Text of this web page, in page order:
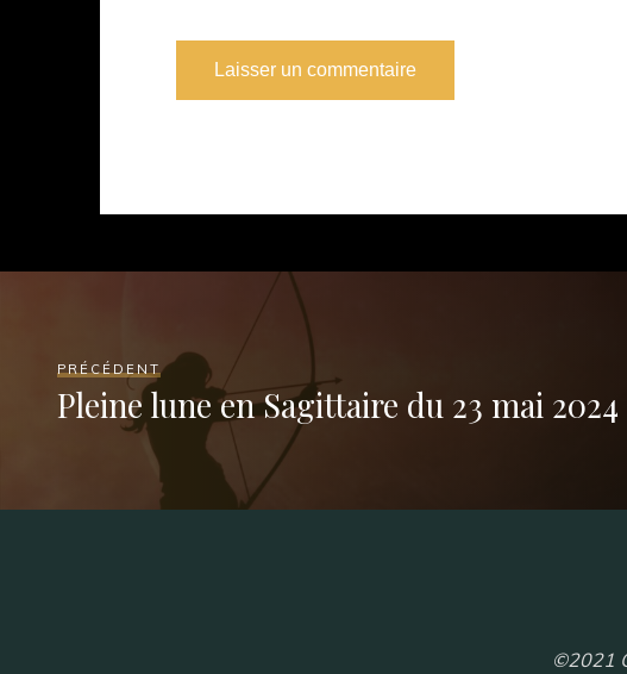
PRÉCÉDENT
Pleine lune en Sagittaire du 23 mai 2024
©2021